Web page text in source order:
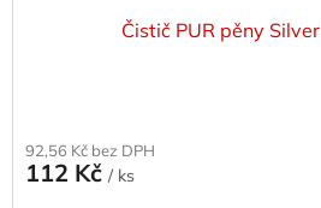
Čistič PUR pěny
92,56 Kč bez DPH
112 Kč / ks